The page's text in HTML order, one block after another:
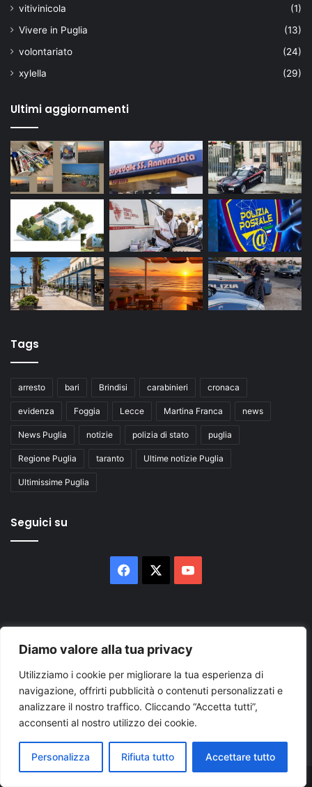
Diamo valore alla tua privacy
Utilizziamo i cookie per migliorare la tua esperienza di
navigazione, offrirti pubblicità o contenuti personalizzati e
analizzare il nostro traffico. Cliccando “Accetta tutti”,
acconsenti al nostro utilizzo dei cookie.
Personalizza Rifiuta tutto Accettare tutto
vitivinicola
(1)
Vivere in Puglia
(13)
volontariato
(24)
xylella
(29)
Ultimi aggiornamenti
Tags
arresto bari Brindisi carabinieri cronaca
evidenza Foggia Lecce Martina Franca news
News Puglia notizie polizia di stato puglia
Regione Puglia taranto Ultime notizie Puglia
Ultimissime Puglia
Seguici su
Facebook
Inserisci
tuo
indirizzo
mail